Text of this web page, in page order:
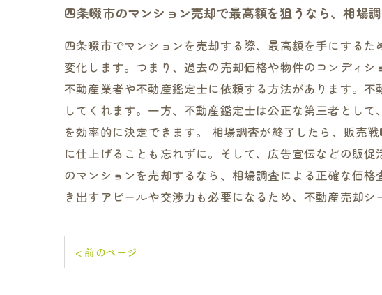
四条畷市のマンション売却で最高額を狙うなら、相場
四条畷市でマンションを売却する際、最高額を手にする
変化します。つまり、過去の売却価格や物件のコンディ
不動産業者や不動産鑑定士に依頼する方法があります。
してくれます。一方、不動産鑑定士は公正な第三者とし
を効率的に決定できます。 相場調査が終了したら、販売
に仕上げることも忘れずに。そして、広告宣伝などの販
のマンションを売却するなら、相場調査による正確な価
き出すアピールや交渉力も必要になるため、不動産売却
< 前のページ